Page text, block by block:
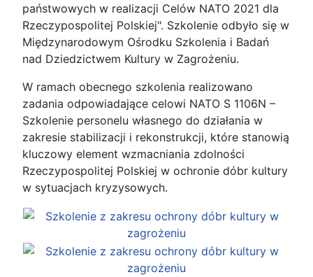
państwowych w realizacji Celów NATO 2021 dla
Rzeczypospolitej Polskiej". Szkolenie odbyło się w
Międzynarodowym Ośrodku Szkolenia i Badań
nad Dziedzictwem Kultury w Zagrożeniu.
W ramach obecnego szkolenia realizowano
zadania odpowiadające celowi NATO S 1106N –
Szkolenie personelu własnego do działania w
zakresie stabilizacji i rekonstrukcji, które stanowią
kluczowy element wzmacniania zdolności
Rzeczypospolitej Polskiej w ochronie dóbr kultury
w sytuacjach kryzysowych.